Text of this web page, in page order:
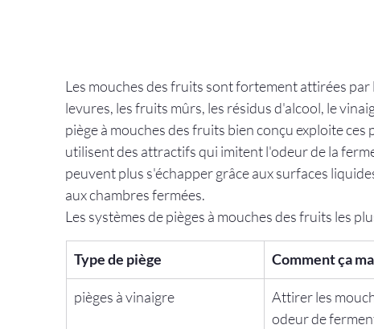
Les mouches des fruits sont fortement attirées
levures, les fruits mûrs, les résidus d'alcool, le
piège à mouches des fruits bien conçu exploite
utilisent des attractifs qui imitent l'odeur de la
peuvent plus s'échapper grâce aux surfaces
aux chambres fermées.
Les systèmes de pièges à mouches des fruits les
Type de piège Comment ça
pièges à vinaigre
Attirer les
odeur de